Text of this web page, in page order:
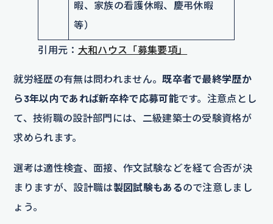
暇、家族の看護休暇、慶弔休暇
等）
引用元： 大和ハウス「募集要項」
就労経歴の有無は問われません。既卒者で最終学歴か
ら3年以内であれば新卒枠で応募可能です。注意点とし
て、技術職の設計部門には、二級建築士の受験資格が
求められます。
選考は適性検査、面接、作文試験などを経て合否が決
まりますが、設計職は製図試験もあるので注意しまし
ょう。